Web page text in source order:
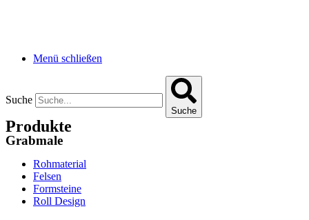
Menü schließen
Suche
Suche
Produkte
Grabmale
Rohmaterial
Felsen
Formsteine
Roll Design